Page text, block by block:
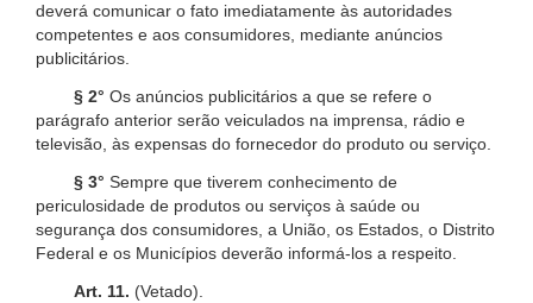
deverá comunicar o fato imediatamente às autoridades
competentes e aos consumidores, mediante anúncios
publicitários.
§ 2° Os anúncios publicitários a que se refere o
parágrafo anterior serão veiculados na imprensa, rádio e
televisão, às expensas do fornecedor do produto ou serviço.
§ 3° Sempre que tiverem conhecimento de
periculosidade de produtos ou serviços à saúde ou
segurança dos consumidores, a União, os Estados, o Distrito
Federal e os Municípios deverão informá-los a respeito.
Art. 11. (Vetado).